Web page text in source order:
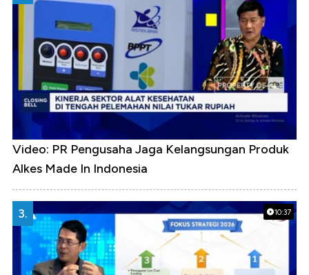
Video: PR Pengusaha Jaga Kelangsungan Produk
Alkes Made In Indonesia
10:37
3.